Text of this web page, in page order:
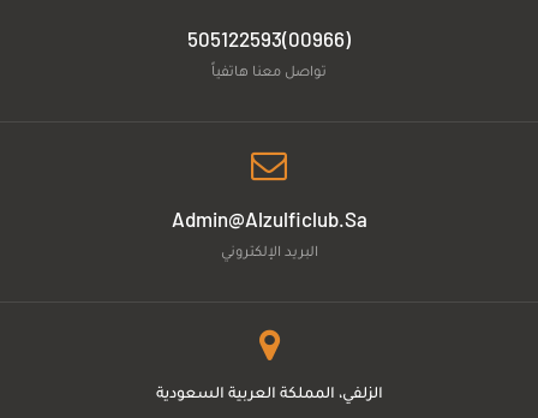
(00966)505122593
تواصل معنا هاتفياً
Admin@alzulficlub.sa
البريد الإلكتروني
الزلفي، المملكة العربية السعودية